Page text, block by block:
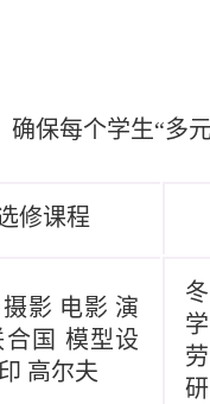
确保每个学生“多
修课程
摄影 电影 演
国 模型设
高尔夫